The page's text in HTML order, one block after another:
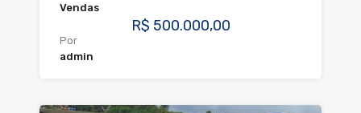
Vendas
R$ 500.000,00
Por
admin